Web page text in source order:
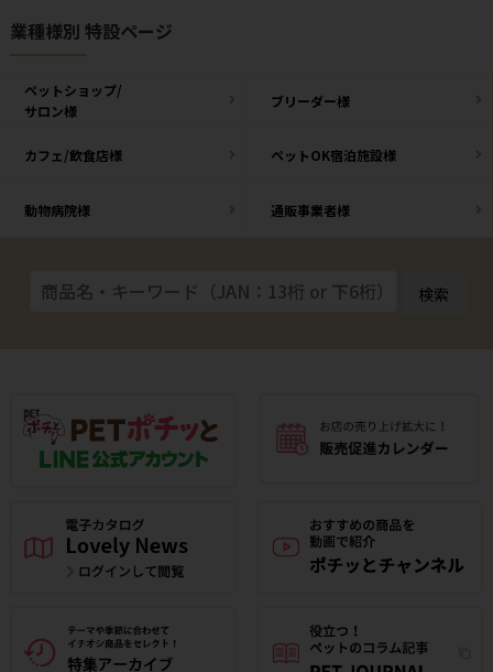
業種様別 特設ページ
ペットショップ/
サロン様
ブリーダー様
カフェ/飲食店様 ペットOK宿泊施設様
動物病院様 通販事業者様
検索